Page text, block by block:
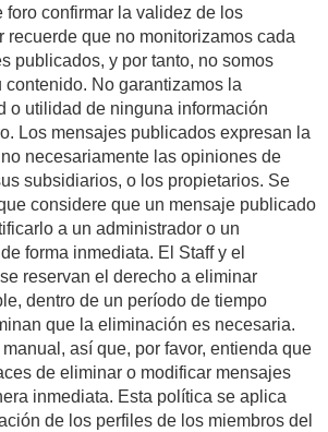
foro confirmar la validez de los
recuerde que no monitorizamos cada
publicados, y por tanto, no somos
contenido. No garantizamos la
o utilidad de ninguna información
Los mensajes publicados expresan la
necesariamente las opiniones de
subsidiarios, o los propietarios. Se
considere que un mensaje publicado
a un administrador o un
forma inmediata. El Staff y el
reservan el derecho a eliminar
dentro de un período de tiempo
que la eliminación es necesaria.
así que, por favor, entienda que
de eliminar o modificar mensajes
inmediata. Esta política se aplica
de los perfiles de los miembros del